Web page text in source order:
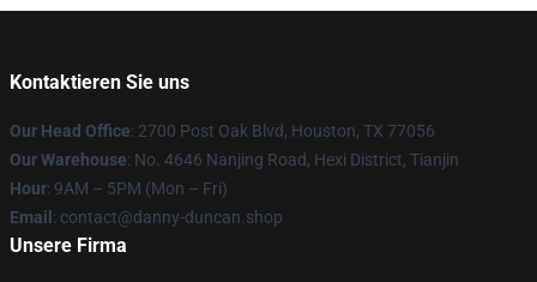
Kontaktieren Sie uns
Our Head Office: 2700 Post Oak Blvd, Houston, TX 77056
Our Warehouse: No. 4646 Nanjing Road, Hexi District, Tianjin
Hour: 9AM – 5PM (Mon – Fri)
Email : contact@danny-duncan.shop
Unsere Firma